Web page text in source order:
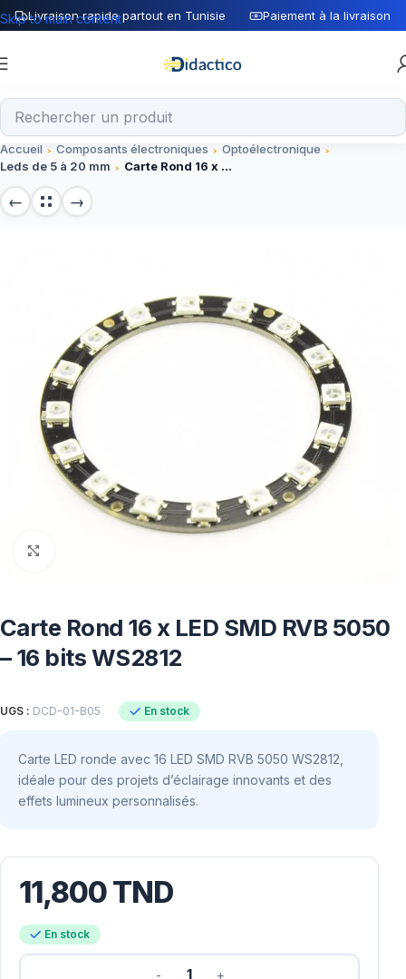
Livraison rapide partout en Tunisie Paiement à la livraison
Skip to main content
Accueil Composants électroniques
Optoélectronique
Leds de 5 à 20 mm
Carte Rond 16 x LED SMD RVB 5050 – 16 bits WS2812
Carte Rond 16 x LED SMD RVB 5050
– 16 bits WS2812
UGS : DCD-01-B05 En stock
Carte LED ronde avec 16 LED SMD RVB 5050 WS2812,
idéale pour des projets d’éclairage innovants et des
effets lumineux personnalisés.
11,800TND
En stock